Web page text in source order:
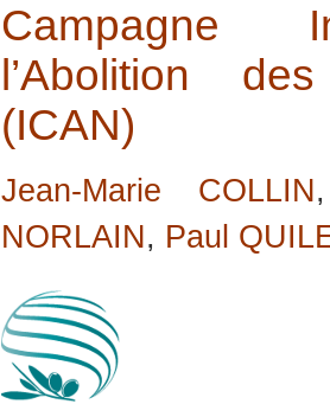
Campagne
l’Abolition
(ICAN)
Jean-Marie COLLIN
NORLAIN, Paul